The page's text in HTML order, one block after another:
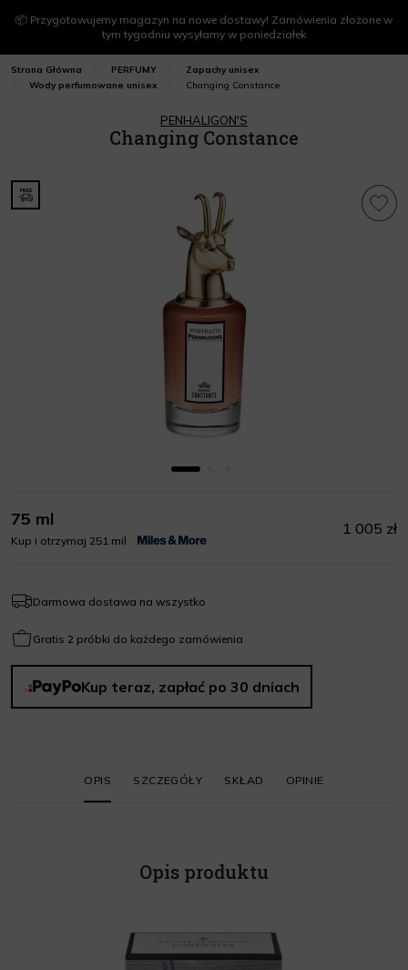
📦 Przygotowujemy magazyn na nowe dostawy! Zamówienia złożone w
tym tygodniu wysyłamy w poniedziałek
Strona Główna PERFUMY
Zapachy unisex
Wody perfumowane unisex
Changing Constance
PENHALIGON'S
Changing Constance
75 ml
Kup i otrzymaj 251 mil
1 005 zł
Darmowa dostawa na wszystko
Gratis 2 próbki do każdego zamówienia
Kup teraz, zapłać po 30 dniach
OPIS SZCZEGÓŁY SKŁAD OPINIE
Opis produktu